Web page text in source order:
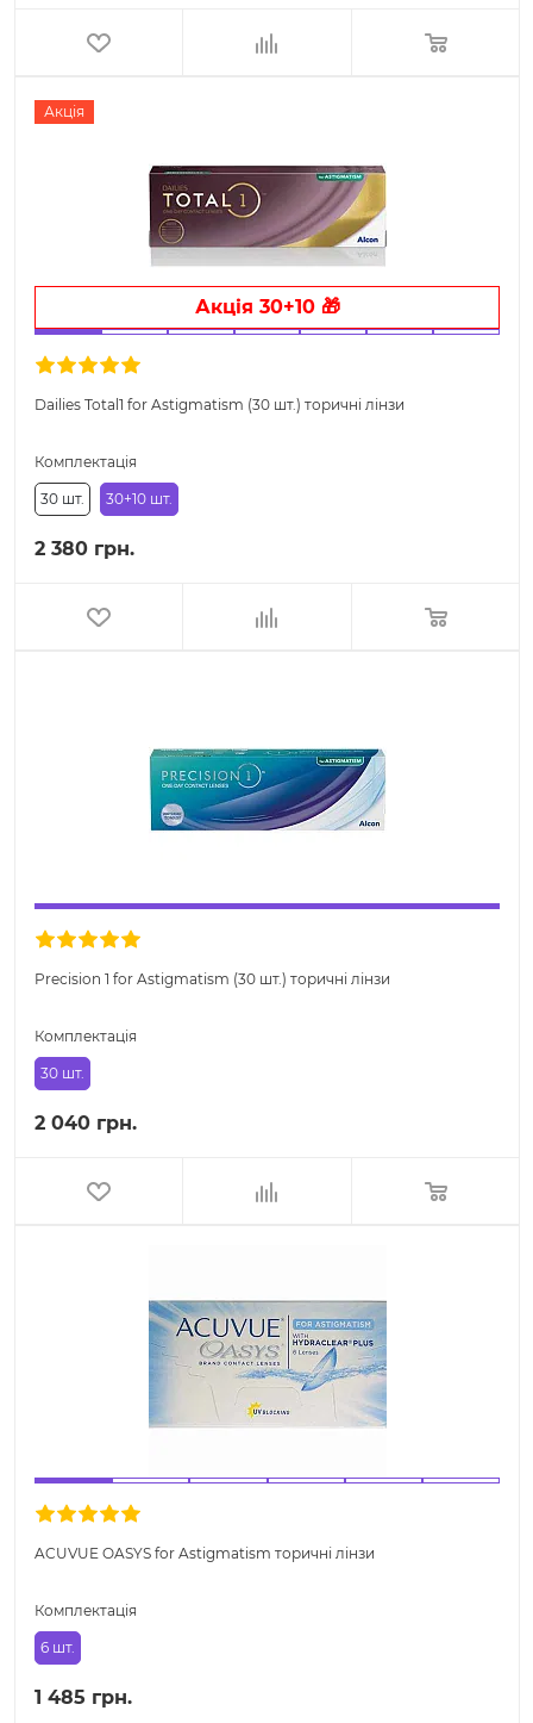
Акція
Акція 30+10 🎁
Dailies Total1 for Astigmatism (30 шт.) торичні лінзи
Комплектація
30 шт. 30+10 шт.
2 380 грн.
Precision 1 for Astigmatism (30 шт.) торичні лінзи
Комплектація
30 шт.
2 040 грн.
ACUVUE OASYS for Astigmatism торичні лінзи
Комплектація
6 шт.
1 485 грн.